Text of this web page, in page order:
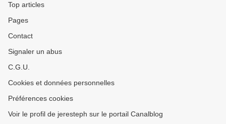
Top articles
Pages
Contact
Signaler un abus
C.G.U.
Cookies et données personnelles
Préférences cookies
Voir le profil de jeresteph sur le portail Canalblog